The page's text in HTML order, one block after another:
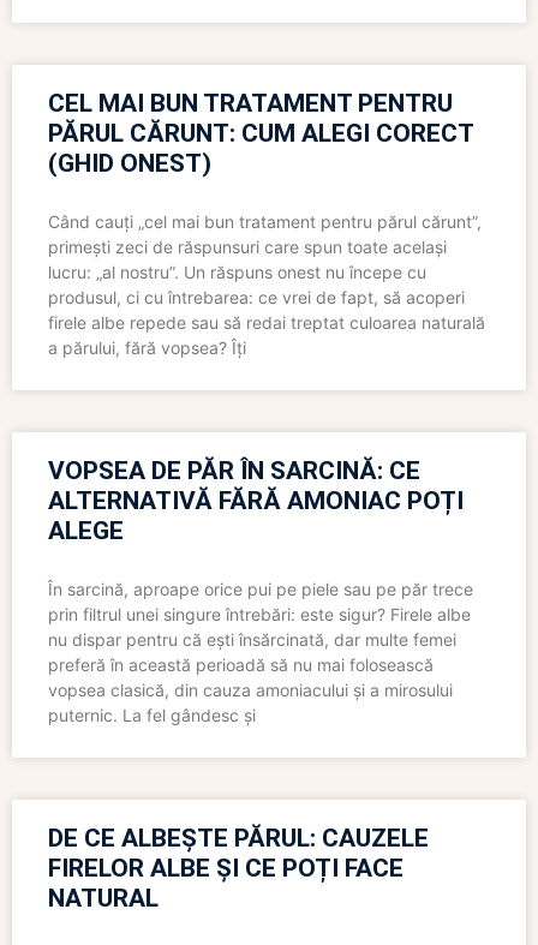
CEL MAI BUN TRATAMENT PENTRU
PĂRUL CĂRUNT: CUM ALEGI CORECT
(GHID ONEST)
Când cauți „cel mai bun tratament pentru părul cărunt”,
primești zeci de răspunsuri care spun toate același
lucru: „al nostru”. Un răspuns onest nu începe cu
produsul, ci cu întrebarea: ce vrei de fapt, să acoperi
firele albe repede sau să redai treptat culoarea naturală
a părului, fără vopsea? Îți
VOPSEA DE PĂR ÎN SARCINĂ: CE
ALTERNATIVĂ FĂRĂ AMONIAC POȚI
ALEGE
În sarcină, aproape orice pui pe piele sau pe păr trece
prin filtrul unei singure întrebări: este sigur? Firele albe
nu dispar pentru că ești însărcinată, dar multe femei
preferă în această perioadă să nu mai folosească
vopsea clasică, din cauza amoniacului și a mirosului
puternic. La fel gândesc și
DE CE ALBEȘTE PĂRUL: CAUZELE
FIRELOR ALBE ȘI CE POȚI FACE
NATURAL